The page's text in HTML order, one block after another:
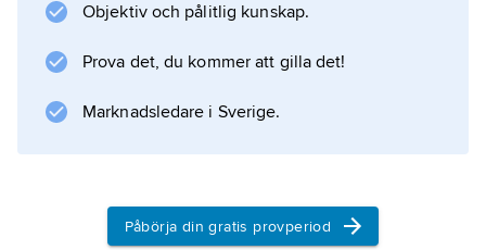
Objektiv och pålitlig kunskap.
Prova det, du kommer att gilla det!
Marknadsledare i Sverige.
Påbörja din gratis provperiod